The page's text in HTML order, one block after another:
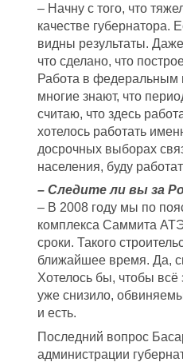
– Начну с того, что
качестве губернатора.
видны результаты.
что сделано, что
Работа в федеральным
многие знают, что
считаю, что здесь
хотелось работать
досрочных выборах
населения, буду
– Следите ли вы за
– В 2008 году мы по
комплекса Саммита
сроки. Такого
ближайшее время. Да,
Хотелось бы, чтобы
уже снизило,
и есть.
Последний вопрос
администрации